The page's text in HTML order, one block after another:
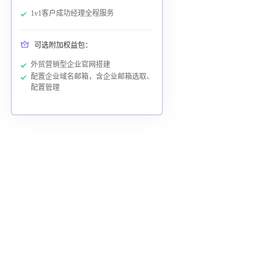
1v1客户成功经理全程服务
可选附加权益包：
外贸营销型企业官网搭建
配置企业域名邮箱，含企业邮箱选取、
配置管理